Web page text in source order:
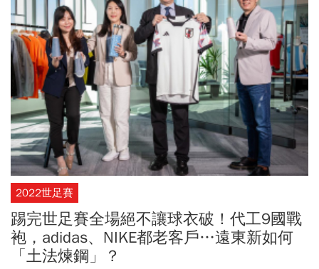
2022世足賽
踢完世足賽全場絕不讓球衣破！代工9國戰
袍，adidas、NIKE都老客戶…遠東新如何
「土法煉鋼」？